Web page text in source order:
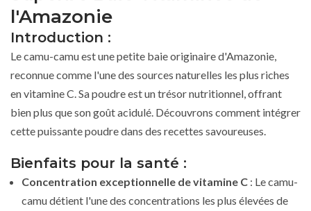
l'Amazonie
Introduction :
Le camu-camu est une petite baie originaire d'Amazonie,
reconnue comme l'une des sources naturelles les plus riches
en vitamine C. Sa poudre est un trésor nutritionnel, offrant
bien plus que son goût acidulé. Découvrons comment intégrer
cette puissante poudre dans des recettes savoureuses.
Bienfaits pour la santé :
Concentration exceptionnelle de vitamine C : Le camu-
camu détient l'une des concentrations les plus élevées de